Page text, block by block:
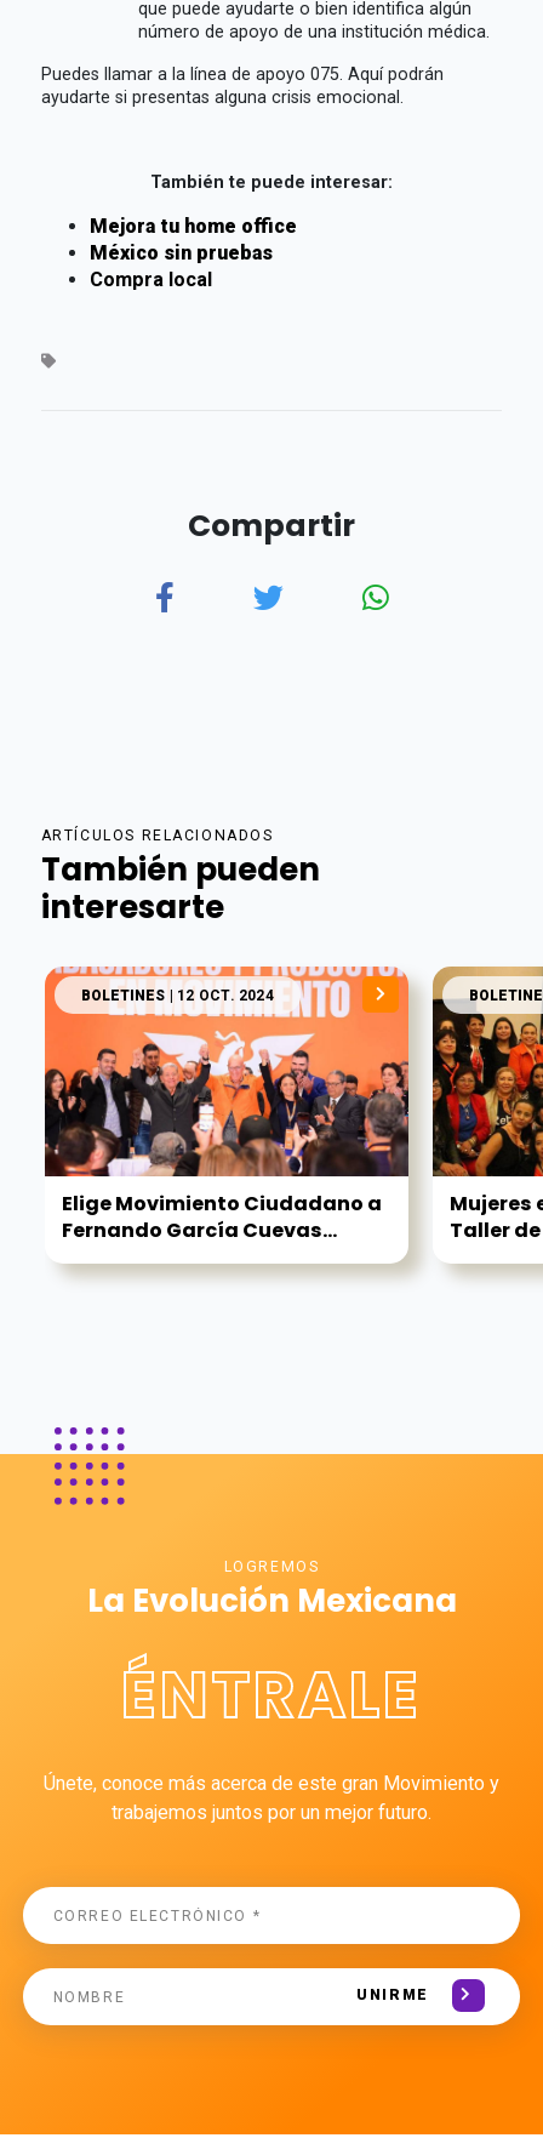
que puede ayudarte o bien identifica algún
número de apoyo de una institución médica.
Puedes llamar a la línea de apoyo 075. Aquí podrán
ayudarte si presentas alguna crisis emocional.
También te puede interesar:
Mejora tu home office
México sin pruebas
Compra local
Compartir
ARTÍCULOS RELACIONADOS
También pueden
interesarte
BOLETINES | 12 OCT. 2024
Elige Movimiento Ciudadano a
Fernando García Cuevas...
Mujeres
Taller
LOGREMOS
La Evolución Mexicana
ÉNTRALE
Únete, conoce más acerca de este gran Movimiento y
trabajemos juntos por un mejor futuro.
UNIRME